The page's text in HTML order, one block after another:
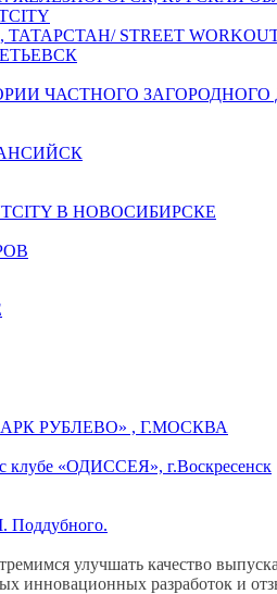
STREET WORKOUT
ЧАСТНОГО
В НОВОСИБИРСКЕ
РУБЛЕВО» , Г.МОСКВА
клубе «ОДИССЕЯ», г.Воскресенск
Поддубного.
улучшать качество
инновационных разработок и